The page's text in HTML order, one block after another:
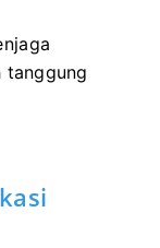
tanggung